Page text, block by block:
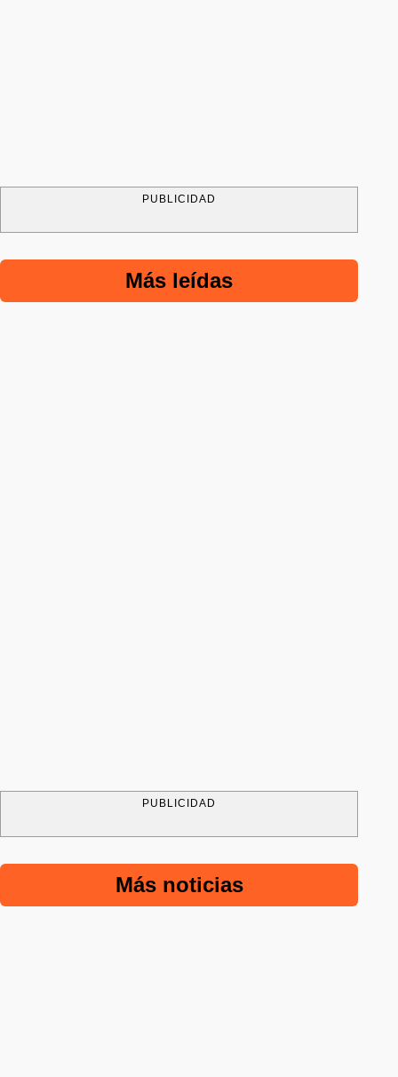
PUBLICIDAD
Más leídas
PUBLICIDAD
Más noticias